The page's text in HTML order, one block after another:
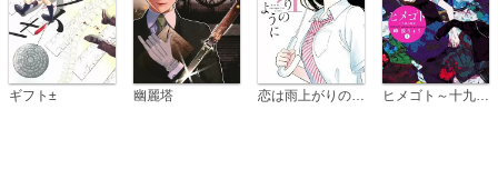
ギフト± 幽麗塔 ヒメゴト～十九歳の制服～